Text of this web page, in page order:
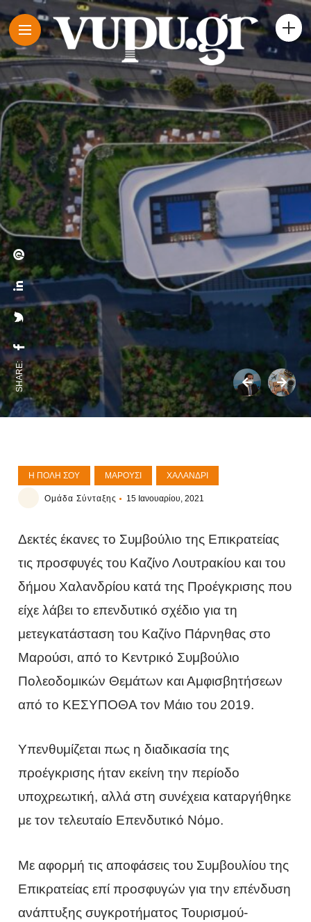
SHARE:
Η ΠΌΛΗ ΣΟΥ ΜΑΡΟΎΣΙ ΧΑΛΆΝΔΡΙ
Ομάδα Σύνταξης 15 Ιανουαρίου, 2021
Δεκτές έκανες το Συμβούλιο της Επικρατείας
τις προσφυγές του Καζίνο Λουτρακίου και του
δήμου Χαλανδρίου κατά της Προέγκρισης που
είχε λάβει το επενδυτικό σχέδιο για τη
μετεγκατάσταση του Καζίνο Πάρνηθας στο
Μαρούσι, από το Κεντρικό Συμβούλιο
Πολεοδομικών Θεμάτων και Αμφισβητήσεων
από το ΚΕΣΥΠΟΘΑ τον Μάιο του 2019.
Υπενθυμίζεται πως η διαδικασία της
προέγκρισης ήταν εκείνη την περίοδο
υποχρεωτική, αλλά στη συνέχεια καταργήθηκε
με τον τελευταίο Επενδυτικό Νόμο.
Με αφορμή τις αποφάσεις του Συμβουλίου της
Επικρατείας επί προσφυγών για την επένδυση
ανάπτυξης συγκροτήματος Τουρισμού-